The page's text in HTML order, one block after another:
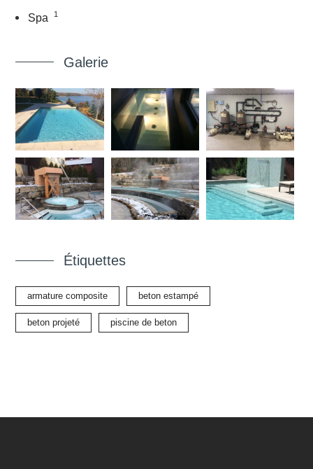
Spa 1
Galerie
Étiquettes
armature composite beton estampé
beton projeté piscine de beton